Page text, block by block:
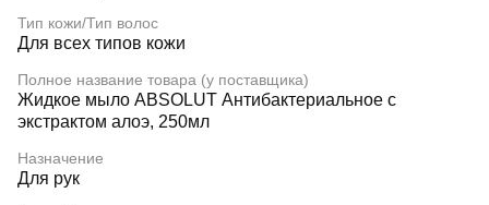
Тип кожи/Тип волос
Для всех типов кожи
Полное название товара (у поставщика)
Жидкое мыло ABSOLUT Антибактериальное с
экстрактом алоэ, 250мл
Назначение
Для рук